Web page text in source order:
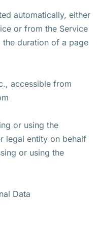
automatically, either
or from the Service
duration of a page
accessible from
or using the
legal entity on behalf
or using the
Data